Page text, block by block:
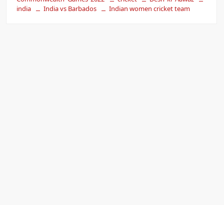
india
India vs Barbados Indian women cricket team